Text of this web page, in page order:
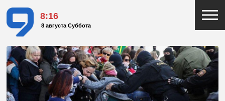
8:16
8 августа Суббота